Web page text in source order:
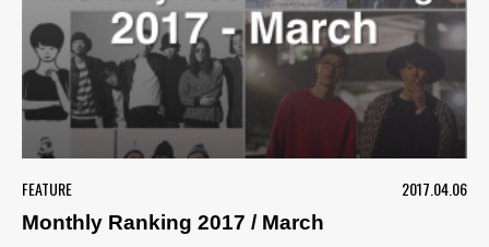
FEATURE
2017.04.06
Monthly Ranking 2017 / March